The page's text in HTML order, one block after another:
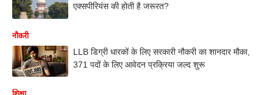
एक्सपीरियंस की होती है जरूरत?
नौकरी
LLB डिग्री धारकों के लिए सरकारी नौकरी का शानदार मौका,
371 पदों के लिए आवेदन प्रक्रिया जल्द शुरू